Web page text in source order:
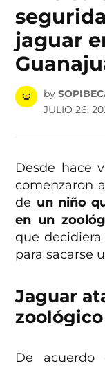
jaguar
by
JULIO 26,
Desde hace
comenzaron
de un niño
en un
que
para sacarse
Jaguar
De acuerdo